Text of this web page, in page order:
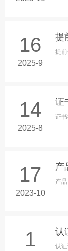
16
2025-9
提
提
14
2025-8
证
证
17
2023-10
产
产
1
认